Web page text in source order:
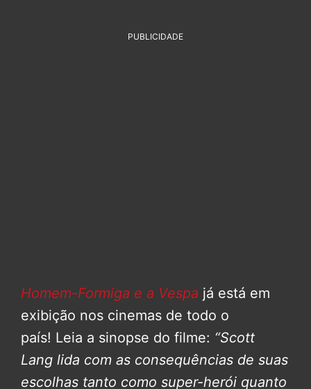
PUBLICIDADE
Homem-Formiga e a Vespa já está em
exibição nos cinemas de todo o
país! Leia a sinopse do filme: “Scott
Lang lida com as consequências de suas
escolhas tanto como super-herói quanto